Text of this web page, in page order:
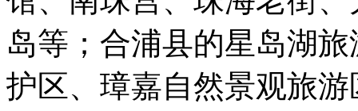
岛等；合浦县的星岛湖
护区、璋嘉自然景观旅